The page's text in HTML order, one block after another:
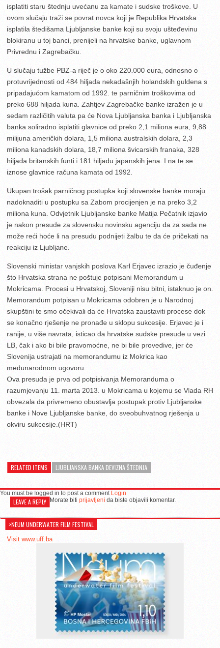
isplatiti staru štednju uvećanu za kamate i sudske troškove. U
ovom slučaju traži se povrat novca koji je Republika Hrvatska
isplatila štedišama Ljubljanske banke koji su svoju ušteđevinu
blokiranu u toj banci, prenijeli na hrvatske banke, uglavnom
Privrednu i Zagrebačku.
U slučaju tužbe PBZ-a riječ je o oko 220.000 eura, odnosno o
protuvrijednosti od 484 hiljada nekadašnjih holandskih guldena s
pripadajućom kamatom od 1992. te parničnim troškovima od
preko 688 hiljada kuna. Zahtjev Zagrebačke banke izražen je u
sedam različitih valuta pa će Nova Ljubljanska banka i Ljubljanska
banka soliradno isplatiti glavnice od preko 2,1 miliona eura, 9,88
milijuna američkih dolara, 1,5 miliona australskih dolara, 2,3
miliona kanadskih dolara, 18,7 miliona švicarskih franaka, 328
hiljada britanskih funti i 181 hiljadu japanskih jena. I na te se
iznose glavnice računa kamata od 1992.
Ukupan trošak parničnog postupka koji slovenske banke moraju
nadoknaditi u postupku sa Zabom procijenjen je na preko 3,2
miliona kuna. Odvjetnik Ljubljanske banke Matija Pečatnik izjavio
je nakon presude za slovensku novinsku agenciju da za sada ne
može reći hoće li na presudu podnijeti žalbu te da će pričekati na
reakciju iz Ljubljane.
Slovenski ministar vanjskih poslova Karl Erjavec izrazio je čuđenje
što Hrvatska strana ne poštuje potpisani Memorandum u
Mokricama. Procesi u Hrvatskoj, Sloveniji nisu bitni, istaknuo je on.
Memorandum potpisan u Mokricama odobren je u Narodnoj
skupštini te smo očekivali da će Hrvatska zaustaviti procese dok
se konačno rješenje ne pronađe u sklopu sukcesije. Erjavec je i
ranije, u više navrata, isticao da hrvatske sudske presude u vezi
LB, čak i ako bi bile pravomoćne, ne bi bile provedive, jer će
Slovenija ustrajati na memorandumu iz Mokrica kao
međunarodnom ugovoru.
Ova presuda je prva od potpisivanja Memoranduma o
razumjevanju 11. marta 2013. u Mokricama u kojemu se Vlada RH
obvezala da privremeno obustavlja postupak protiv Ljubljanske
banke i Nove Ljubljanske banke, do sveobuhvatnog rješenja u
okviru sukcesije.(HRT)
RELATED ITEMS LJUBLJANSKA BANKA DEVIZNA ŠTEDNJA
You must be logged in to post a comment Login
LEAVE A REPLY Morate biti prijavljeni da biste objavili komentar.
>NEUM UNDERWATER FILM FESTIVAL
Visit www.uff.ba